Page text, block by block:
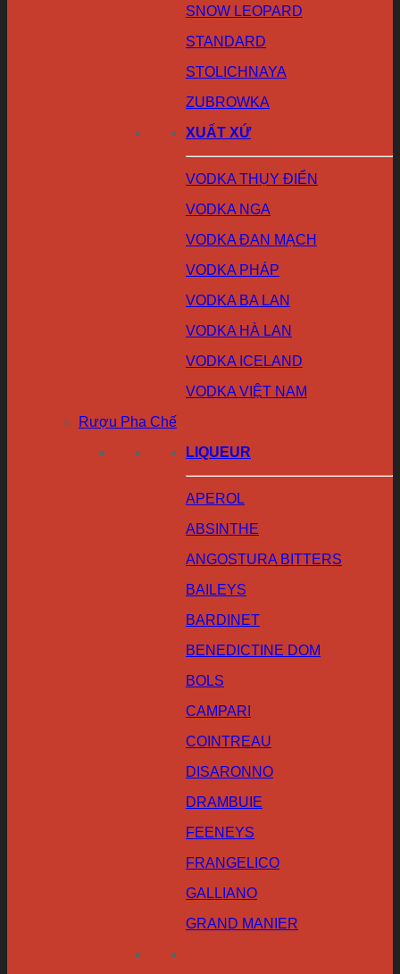
SNOW LEOPARD
STANDARD
STOLICHNAYA
ZUBROWKA
XUẤT XỨ
VODKA THỤY ĐIỂN
VODKA NGA
VODKA ĐAN MẠCH
VODKA PHÁP
VODKA BA LAN
VODKA HÀ LAN
VODKA ICELAND
VODKA VIỆT NAM
Rượu Pha Chế
LIQUEUR
APEROL
ABSINTHE
ANGOSTURA BITTERS
BAILEYS
BARDINET
BENEDICTINE DOM
BOLS
CAMPARI
COINTREAU
DISARONNO
DRAMBUIE
FEENEYS
FRANGELICO
GALLIANO
GRAND MANIER